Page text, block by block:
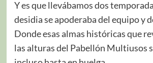
Y es que llevábamos dos
desidia se apoderaba del equipo y
Donde esas almas históricas que
las alturas del Pabellón Multiusos